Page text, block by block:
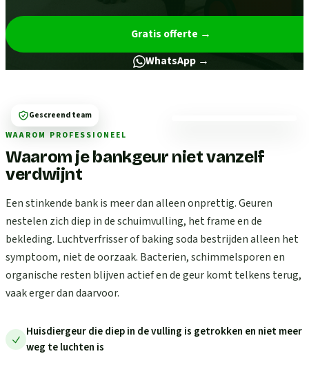
Gratis offerte →
WhatsApp →
WAAROM PROFESSIONEEL
Waarom je bankgeur niet vanzelf
verdwijnt
Een stinkende bank is meer dan alleen onprettig. Geuren
nestelen zich diep in de schuimvulling, het frame en de
bekleding. Luchtverfrisser of baking soda bestrijden alleen het
symptoom, niet de oorzaak. Bacterien, schimmelsporen en
organische resten blijven actief en de geur komt telkens terug,
vaak erger dan daarvoor.
Huisdiergeur die diep in de vulling is getrokken en niet meer
weg te luchten is
Gescreend team